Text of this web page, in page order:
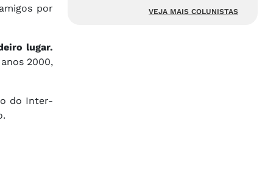
por
lugar.
2000,
do Inter-
VEJA MAIS COLUNISTAS